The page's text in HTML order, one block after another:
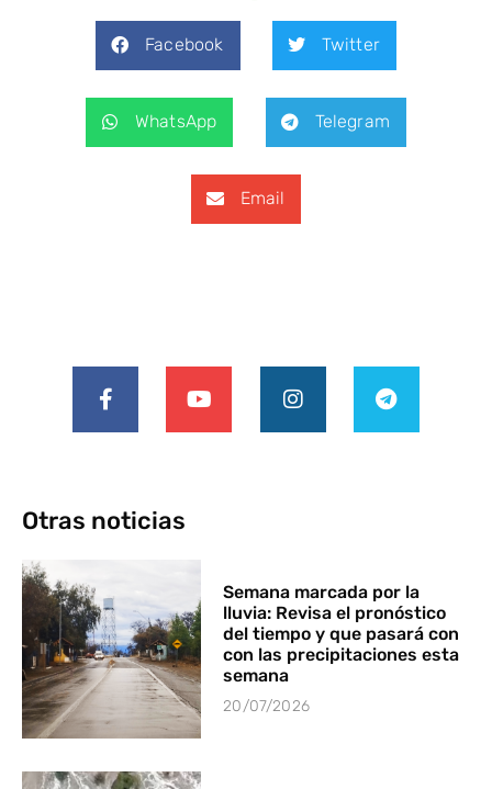
Facebook Twitter
WhatsApp Telegram
Email
Otras noticias
Semana marcada por la
lluvia: Revisa el pronóstico
del tiempo y que pasará con
con las precipitaciones esta
semana
20/07/2026